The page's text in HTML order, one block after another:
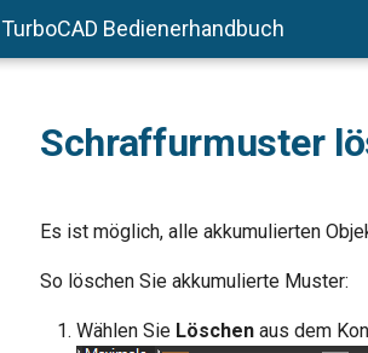
TurboCAD Bedienerhandbuch
Schraffurmuster
Es ist möglich, alle akkumulierten
So löschen Sie akkumulierte Muster:
Wählen Sie Löschen aus dem